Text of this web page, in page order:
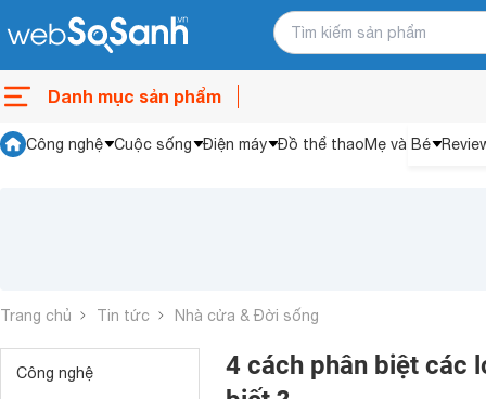
Danh mục sản phẩm
Công nghệ Cuộc sống Điện máy Đồ thể thaoMẹ và Bé
Trang chủ Tin tức Nhà cửa & Đời sống
Công nghệ
4 cách phân biệt các